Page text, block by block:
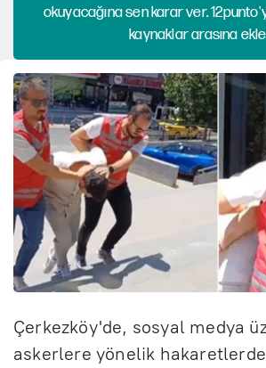
okuyacağına sen karar ver.
kaynaklar arasına
Çerkezköy'de, sosyal medya
askerlere yönelik